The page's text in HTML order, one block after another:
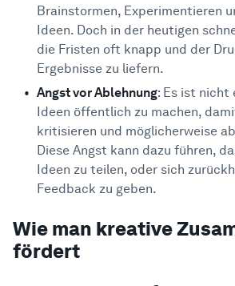
Brainstormen, Experimentieren
Ideen. Doch in der heutigen
die Fristen oft knapp und der
Ergebnisse zu liefern.
Angst vor Ablehnung: Es ist nicht
Ideen öffentlich zu machen,
kritisieren und möglicherweise
Diese Angst kann dazu führen,
Ideen zu teilen, oder sich
Feedback zu geben.
Wie man kreative
fördert